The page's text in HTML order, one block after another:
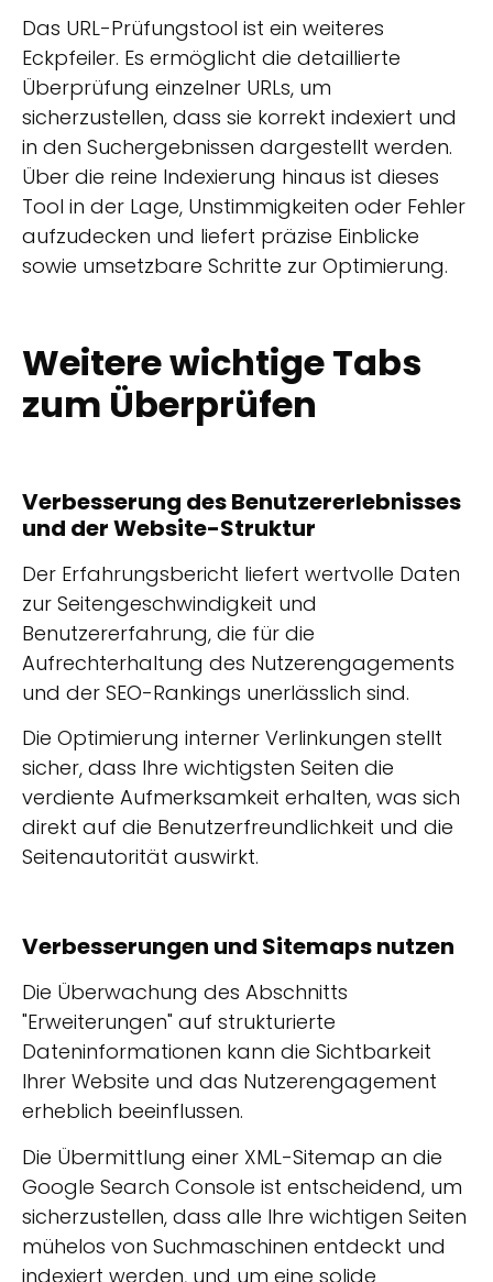
Das URL-Prüfungstool ist ein weiteres
Eckpfeiler. Es ermöglicht die detaillierte
Überprüfung einzelner URLs, um
sicherzustellen, dass sie korrekt indexiert und
in den Suchergebnissen dargestellt werden.
Über die reine Indexierung hinaus ist dieses
Tool in der Lage, Unstimmigkeiten oder Fehler
aufzudecken und liefert präzise Einblicke
sowie umsetzbare Schritte zur Optimierung.
Weitere wichtige Tabs
zum Überprüfen
Verbesserung des Benutzererlebnisses
und der Website-Struktur
Der Erfahrungsbericht liefert wertvolle Daten
zur Seitengeschwindigkeit und
Benutzererfahrung, die für die
Aufrechterhaltung des Nutzerengagements
und der SEO-Rankings unerlässlich sind.
Die Optimierung interner Verlinkungen stellt
sicher, dass Ihre wichtigsten Seiten die
verdiente Aufmerksamkeit erhalten, was sich
direkt auf die Benutzerfreundlichkeit und die
Seitenautorität auswirkt.
Verbesserungen und Sitemaps nutzen
Die Überwachung des Abschnitts
"Erweiterungen" auf strukturierte
Dateninformationen kann die Sichtbarkeit
Ihrer Website und das Nutzerengagement
erheblich beeinflussen.
Die Übermittlung einer XML-Sitemap an die
Google Search Console ist entscheidend, um
sicherzustellen, dass alle Ihre wichtigen Seiten
mühelos von Suchmaschinen entdeckt und
indexiert werden, und um eine solide